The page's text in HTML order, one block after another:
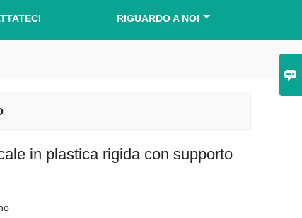

RIGUARDO A NOI
in plastica rigida con supporto